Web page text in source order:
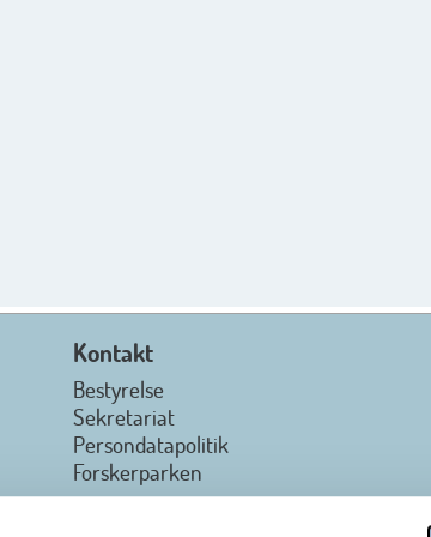
Kontakt
Bestyrelse
Sekretariat
Persondatapolitik
Forskerparken